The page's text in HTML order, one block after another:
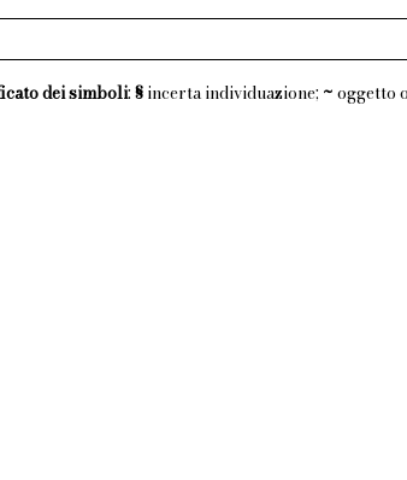
dei simboli: §incerta individuazione; ~ oggetto